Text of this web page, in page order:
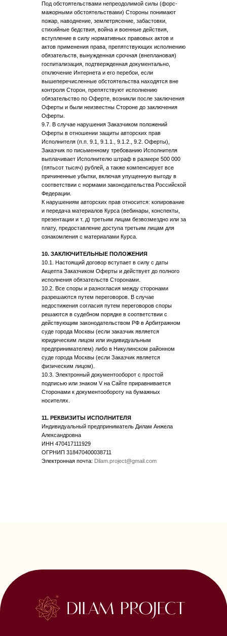
Под обстоятельствами непреодолимой силы (форс-
мажорными обстоятельствами) Стороны понимают
пожар, наводнение, землетрясение, забастовки,
стихийные бедствия, война и военные действия,
вступление в силу нормативных правовых актов и
актов применения права, препятствующих исполнению
обязательств, вынужденная срочная (внеплановая)
госпитализация, подтвержденная документально,
отключение Интернета и его перебои, если
вышеперечисленные обстоятельства находятся вне
контроля Сторон, препятствуют исполнению
обязательство по Оферте, возникли после заключения
Оферты и были неизвестны Стороне до заключения
Оферты.
9.7. В случае нарушения Заказчиком положений
Оферты в отношении защиты авторских прав
Исполнителя (п.п. 9.1, 9.1.1., 9.1.2., 9.2. Оферты),
Заказчик по письменному требованию Исполнителя
выплачивает Исполнителю штраф в размере 500 000
(пятьсот тысяч) рублей, а также компенсирует все
причиненные убытки, включая упущенную выгоду в
соответствии с нормами законодательства Российской
Федерации.
К нарушениям авторских прав относится: копирование
и передача материалов Курса (вебинары, конспекты,
презентации и т. д) третьим лицам безвозмездно или за
плату, предоставление доступа третьим лицам для
ознакомления с материалами Курса.
10. ЗАКЛЮЧИТЕЛЬНЫЕ ПОЛОЖЕНИЯ
10.1. Настоящий договор вступает в силу с даты
Акцепта Заказчиком Оферты и действует до полного
исполнения обязательств Сторонами.
10.2. Все споры и разногласия между сторонами
разрешаются путем переговоров. В случае
недостижения согласия путем переговоров споры
решаются в судебном порядке в соответствии с
действующим законодательством РФ в Арбитражном
суде города Москвы (если заказчик является
юридическим лицом или индивидуальным
предпринимателем) либо в Никулинском районном
суде города Москвы (если Заказчик является
физическим лицом).
10.3. Электронный документооборот с простой
подписью или знаком V на Сайте приравнивается
Сторонами к документообороту на бумажных
носителях.
11. РЕКВИЗИТЫ ИСПОЛНИТЕЛЯ
Индивидуальный предприниматель Дилам Анжела
Александровна
ИНН 470417111929
ОГРНИП 318470400038711
Электронная почта: Dilam.project@gmail.com